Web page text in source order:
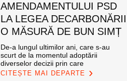
AMENDAMENTULUI PSD
LA LEGEA DECARBONĂRII
O MĂSURĂ DE BUN SIMȚ
De-a lungul ultimilor ani, care s-au
scurt de la momentul adoptării
diverselor decizii prin care
CITEȘTE MAI DEPARTE